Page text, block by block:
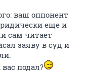
ваш оппонент
еще и
сам читает
заяву в суд и
подал?